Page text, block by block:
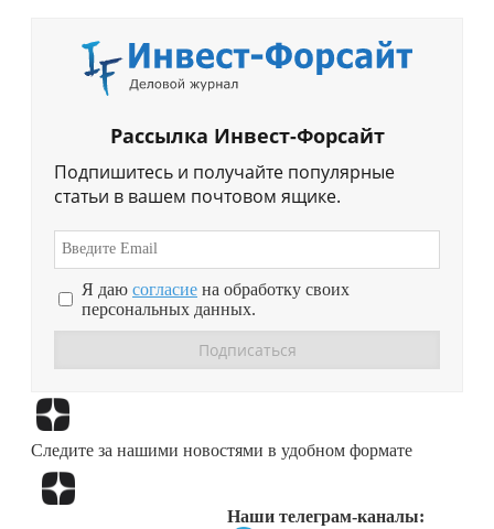
Рассылка Инвест-Форсайт
Подпишитесь и получайте популярные
статьи в вашем почтовом ящике.
Я даю согласие на обработку своих
персональных данных.
Следите за нашими новостями в удобном формате
Наши телеграм-каналы: